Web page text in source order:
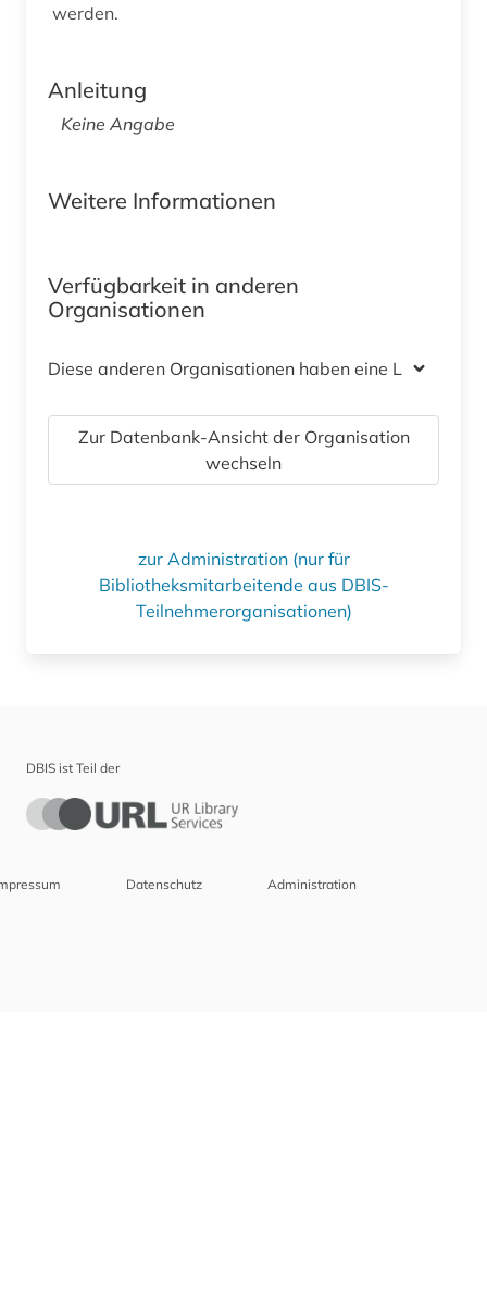
werden.
Anleitung
Keine Angabe
Weitere Informationen
Verfügbarkeit in anderen
Organisationen
Diese anderen Organisationen haben eine Lizenz
Zur Datenbank-Ansicht der Organisation
wechseln
zur Administration (nur für
Bibliotheksmitarbeitende aus DBIS-
Teilnehmerorganisationen)
DBIS ist Teil der
Datenschutz Administration